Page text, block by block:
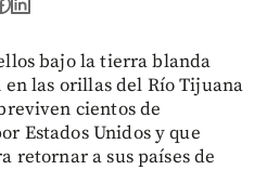
bajo la tierra blanda
las orillas del Río Tijuana
cientos de
Estados Unidos y que
retornar a sus países de